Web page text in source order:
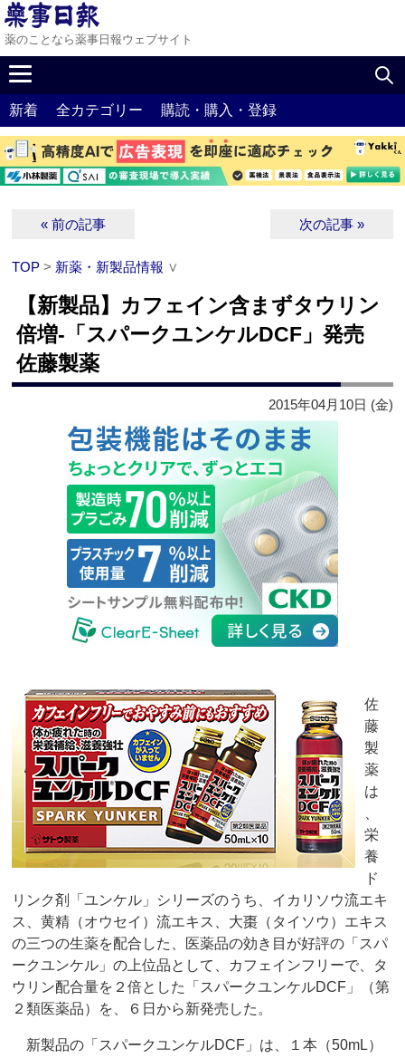
薬のことなら薬事日報ウェブサイト
新着 全カテゴリー 購読・購入・登録
« 前の記事 次の記事 »
TOP > 新薬・新製品情報 ∨
【新製品】カフェイン含まずタウリン
倍増‐「スパークユンケルDCF」発売
佐藤製薬
2015年04月10日 (金)
佐
藤
製
薬
は
栄
養
ド
リンク剤「ユンケル」シリーズのうち、イカリソウ流エキ
ス、黄精（オウセイ）流エキス、大棗（タイソウ）エキス
の三つの生薬を配合した、医薬品の効き目が好評の「スパ
ークユンケル」の上位品として、カフェインフリーで、タ
ウリン配合量を２倍とした「スパークユンケルDCF」（第
２類医薬品）を、６日から新発売した。
新製品の「スパークユンケルDCF」は、１本（50mL）